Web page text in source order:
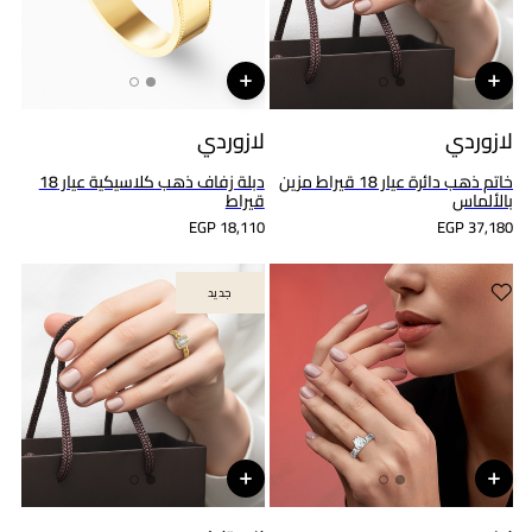
لازوردي
خاتم ذهب دائرة عيار 18 قيراط مزين
بالألماس
EGP 37,180
لازوردي
دبلة زفاف ذهب كلاسيكية عيار 18
قيراط
EGP 18,110
جديد
جديد